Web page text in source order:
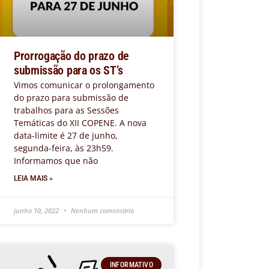
Prorrogação do prazo de
submissão para os ST’s
Vimos comunicar o prolongamento
do prazo para submissão de
trabalhos para as Sessões
Temáticas do XII COPENE. A nova
data-limite é 27 de junho,
segunda-feira, às 23h59.
Informamos que não
LEIA MAIS »
junho 10, 2022 Nenhum comentário
INFORMATIVO